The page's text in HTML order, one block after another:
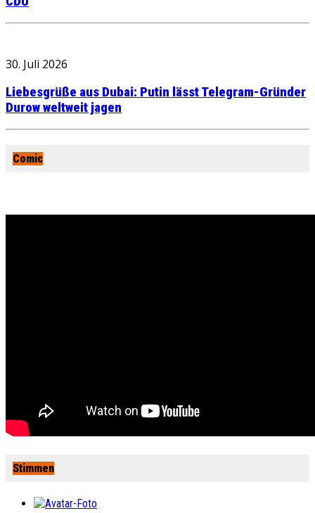
30. Juli 2026
Liebesgrüße aus Dubai: Putin lässt Telegram-Gründer
Durow weltweit jagen
Comic
Stimmen